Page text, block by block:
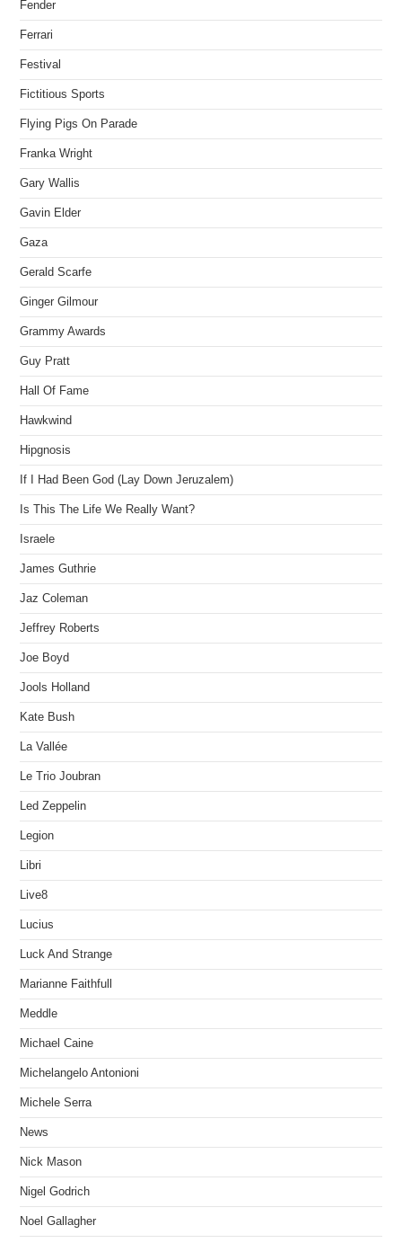
Fender
Ferrari
Festival
Fictitious Sports
Flying Pigs On Parade
Franka Wright
Gary Wallis
Gavin Elder
Gaza
Gerald Scarfe
Ginger Gilmour
Grammy Awards
Guy Pratt
Hall Of Fame
Hawkwind
Hipgnosis
If I Had Been God (Lay Down Jeruzalem)
Is This The Life We Really Want?
Israele
James Guthrie
Jaz Coleman
Jeffrey Roberts
Joe Boyd
Jools Holland
Kate Bush
La Vallée
Le Trio Joubran
Led Zeppelin
Legion
Libri
Live8
Lucius
Luck And Strange
Marianne Faithfull
Meddle
Michael Caine
Michelangelo Antonioni
Michele Serra
News
Nick Mason
Nigel Godrich
Noel Gallagher